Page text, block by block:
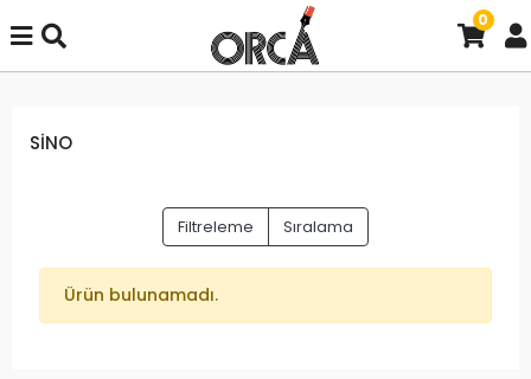
0
SİNO
Filtreleme Sıralama
Ürün bulunamadı.